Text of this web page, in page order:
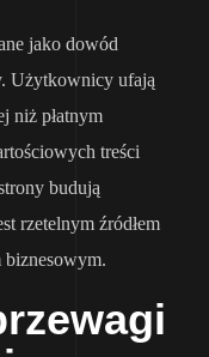
jako dowód
Użytkownicy ufają
niż płatnym
treści
budują
rzetelnym źródłem
biznesowym.